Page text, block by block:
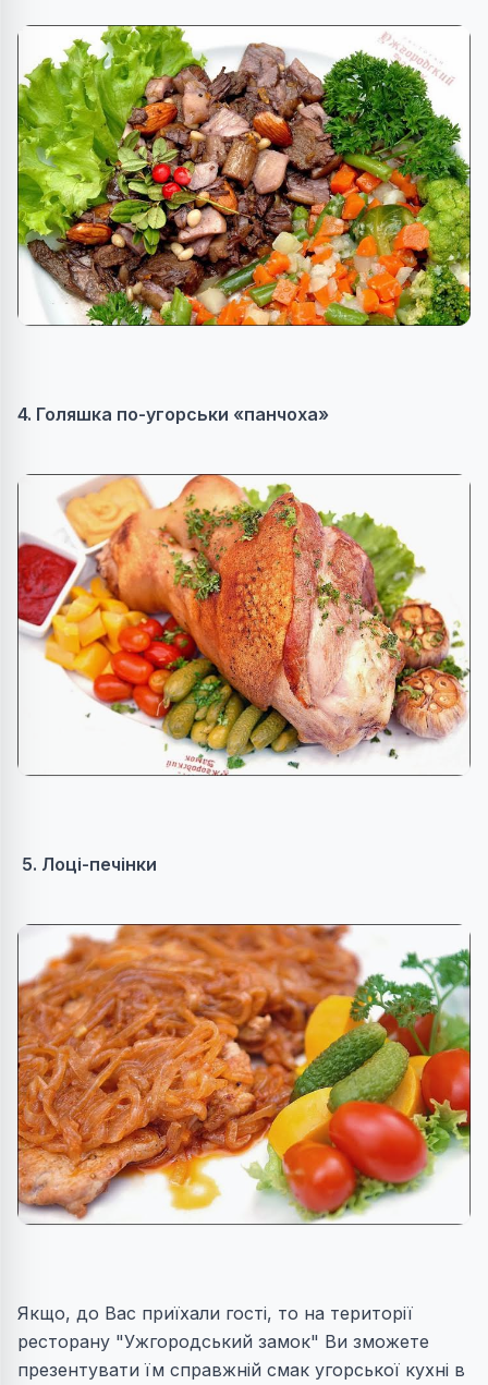
4. Голяшка по-угорськи «панчоха»
5. Лоці-печінки
Якщо, до Вас приїхали гості, то на території
ресторану "Ужгородський замок" Ви зможете
презентувати їм справжній смак угорської кухні в